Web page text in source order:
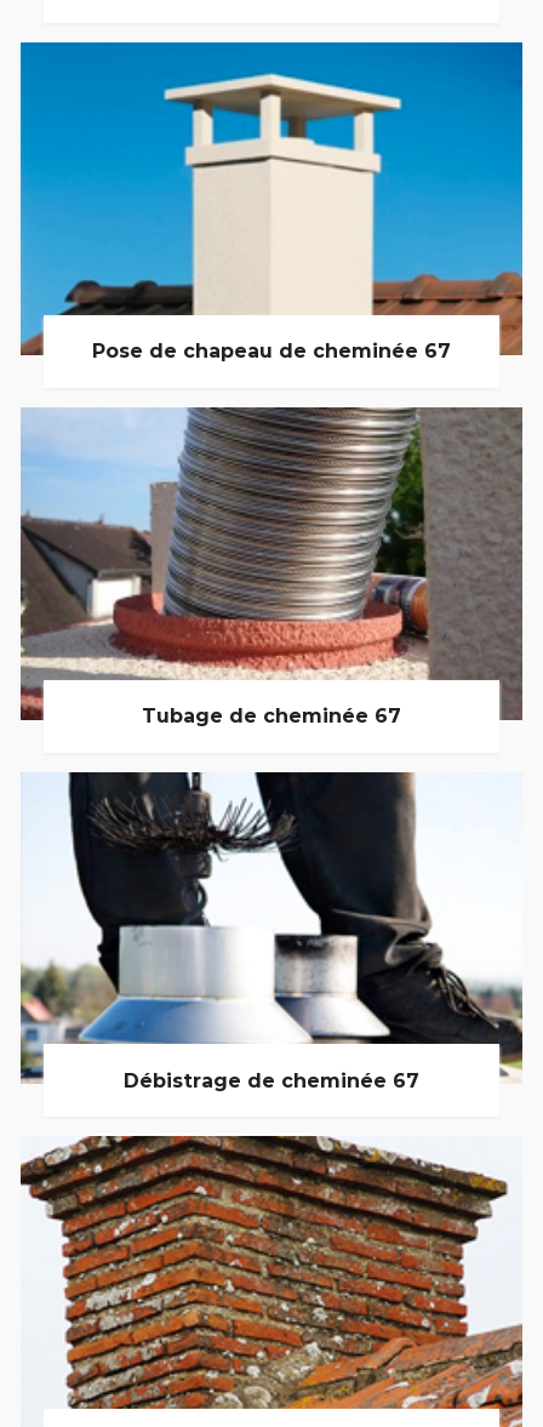
Pose de chapeau de cheminée 67
Tubage de cheminée 67
Débistrage de cheminée 67